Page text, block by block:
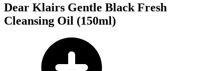
Dear Klairs Gentle Black Fresh
Cleansing Oil (150ml)